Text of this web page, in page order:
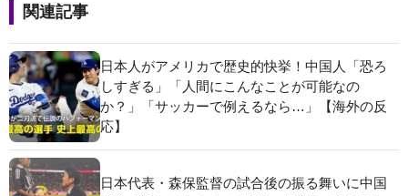
関連記事
日本人がアメリカで歴史的快挙！中国人「恐ろ
しすぎる」「人間にこんなことが可能なの
か？」「サッカーで例えるなら…」【海外の反
応】
日本代表・森保監督の試合後の振る舞いに中国